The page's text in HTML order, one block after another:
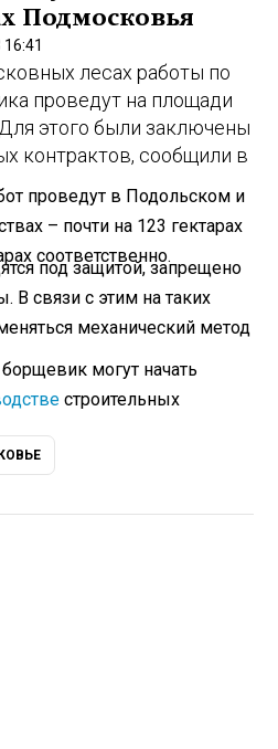
Подмосковья
лесах работы по
проведут на площади
этого были заключены
контрактов, сообщили в
проведут в Подольском и
– почти на 123 гектарах
соответственно.
под защитой, запрещено
В связи с этим на таких
механический метод
могут начать
строительных